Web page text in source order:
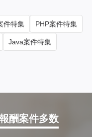
件特集 PHP案件特集
Java案件特集
酬案件多数